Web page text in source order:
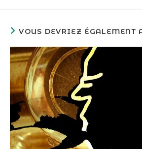
VOUS DEVRIEZ ÉGALEMENT